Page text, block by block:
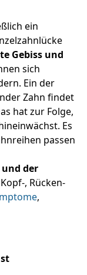
ein
Gebiss und
sich
Ein der
Zahn findet
hat zur Folge,
Es
passen
der
, Rücken-
,